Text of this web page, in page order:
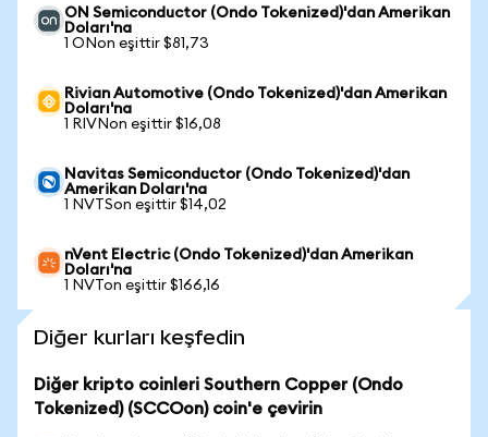
ON Semiconductor (Ondo Tokenized)'dan Amerikan
Doları'na
1 ONon eşittir $81,73
Rivian Automotive (Ondo Tokenized)'dan Amerikan
Doları'na
1 RIVNon eşittir $16,08
Navitas Semiconductor (Ondo Tokenized)'dan
Amerikan Doları'na
1 NVTSon eşittir $14,02
nVent Electric (Ondo Tokenized)'dan Amerikan
Doları'na
1 NVTon eşittir $166,16
Diğer kurları keşfedin
Diğer kripto coinleri Southern Copper (Ondo
Tokenized) (SCCOon) coin'e çevirin